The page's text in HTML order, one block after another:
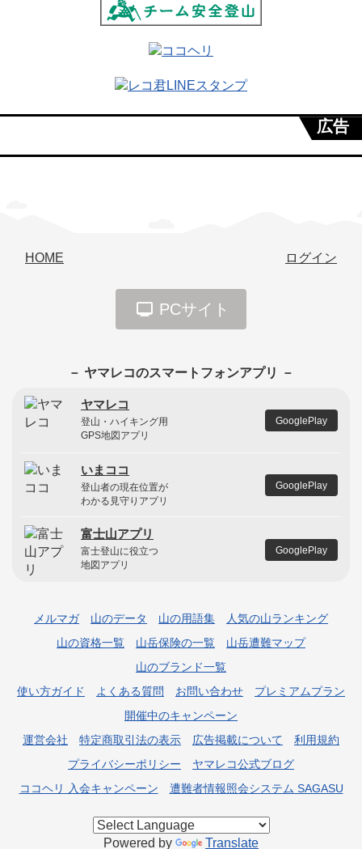
広告
HOME ログイン
PCサイト
－ ヤマレコのスマートフォンアプリ －
ヤマレコ
登山・ハイキング用
GPS地図アプリ
GooglePlay
いまココ
登山者の現在位置が
わかる見守りアプリ
GooglePlay
富士山アプリ
富士登山に役立つ
地図アプリ
GooglePlay
メルマガ 山のデータ 山の用語集
人気の山ランキング
山の資格一覧
山岳保険の一覧
山岳遭難マップ
山のブランド一覧
使い方ガイド
よくある質問 お問い合わせ
プレミアムプラン
開催中のキャンペーン
運営会社
特定商取引法の表示 広告掲載について
利用規約
プライバシーポリシー
ヤマレコ公式ブログ
ココヘリ 入会キャンペーン
遭難者情報照会システム SAGASU
Powered by Translate